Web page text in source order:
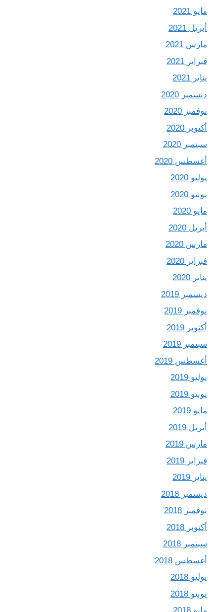
مايو 2021
أبريل 2021
مارس 2021
فبراير 2021
يناير 2021
ديسمبر 2020
نوفمبر 2020
أكتوبر 2020
سبتمبر 2020
أغسطس 2020
يوليو 2020
يونيو 2020
مايو 2020
أبريل 2020
مارس 2020
فبراير 2020
يناير 2020
ديسمبر 2019
نوفمبر 2019
أكتوبر 2019
سبتمبر 2019
أغسطس 2019
يوليو 2019
يونيو 2019
مايو 2019
أبريل 2019
مارس 2019
فبراير 2019
يناير 2019
ديسمبر 2018
نوفمبر 2018
أكتوبر 2018
سبتمبر 2018
أغسطس 2018
يوليو 2018
يونيو 2018